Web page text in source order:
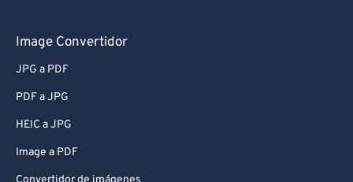
Image Convertidor
JPG a PDF
PDF a JPG
HEIC a JPG
Image a PDF